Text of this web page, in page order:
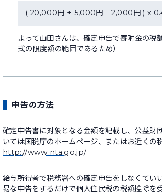
( 20,000円 + 5,000円 – 2,000円 ) x
よって山田さんは、確定申告で寄附金の
式の限度額の範囲であるため）
申告の方法
確定申告書に対象となる金額を記載し、公益財
いては国税庁のホームページ、またはお近く
http://www.nta.go.jp/
給与所得者で税務署への確定申告をしなくてい
易な申告をするだけで個人住民税の税額控除を